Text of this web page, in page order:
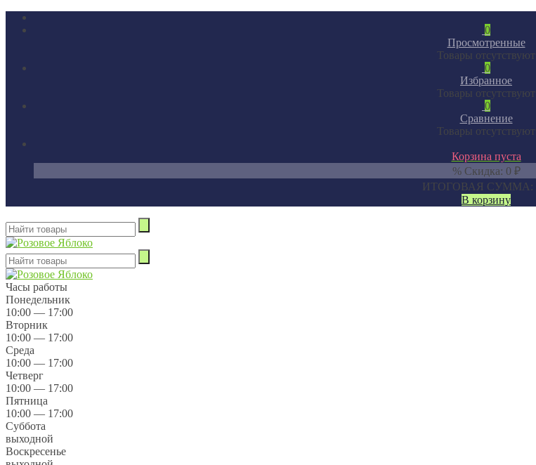
0
Просмотренные
Товары отсутствуют
0
Избранное
Товары отсутствуют
0
Сравнение
Товары отсутствуют
Корзина пуста
% Скидка: 0 ₽
ИТОГОВАЯ СУММА:
В корзину
Часы работы
Понедельник
10:00 — 17:00
Вторник
10:00 — 17:00
Среда
10:00 — 17:00
Четверг
10:00 — 17:00
Пятница
10:00 — 17:00
Суббота
выходной
Воскресенье